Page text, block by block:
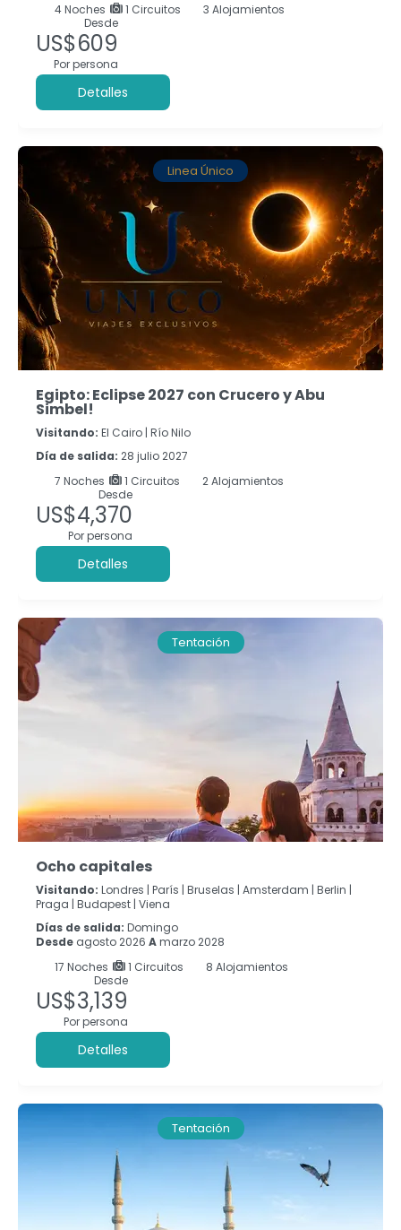
4Noches 1 Circuitos
3 Alojamientos
Desde
US$609
Por persona
Detalles
Linea Único
Egipto: Eclipse 2027 con Crucero y Abu
Simbel!
Visitando: El Cairo | Río Nilo
Día de salida: 28 julio 2027
7 Noches 1 Circuitos
2 Alojamientos
Desde
US$4,370
Por persona
Detalles
Tentación
Ocho capitales
Visitando: Londres | París | Bruselas | Amsterdam | Berlin |
Praga | Budapest | Viena
Días de salida: Domingo
Desde agosto 2026 Amarzo 2028
17 Noches 1 Circuitos
8 Alojamientos
Desde
US$3,139
Por persona
Detalles
Tentación